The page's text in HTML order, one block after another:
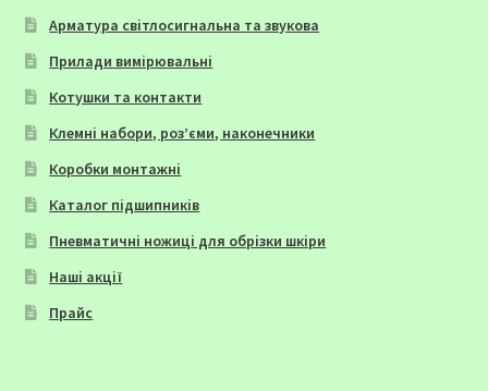
Арматура світлосигнальна та звукова
Прилади вимірювальні
Котушки та контакти
Клемні набори, роз’єми, наконечники
Коробки монтажні
Каталог підшипників
Пневматичні ножиці для обрізки шкіри
Наші акції
Прайс